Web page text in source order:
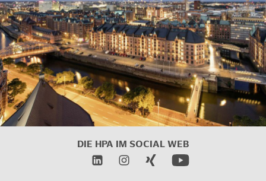
DIE HPA IM SOCIAL WEB